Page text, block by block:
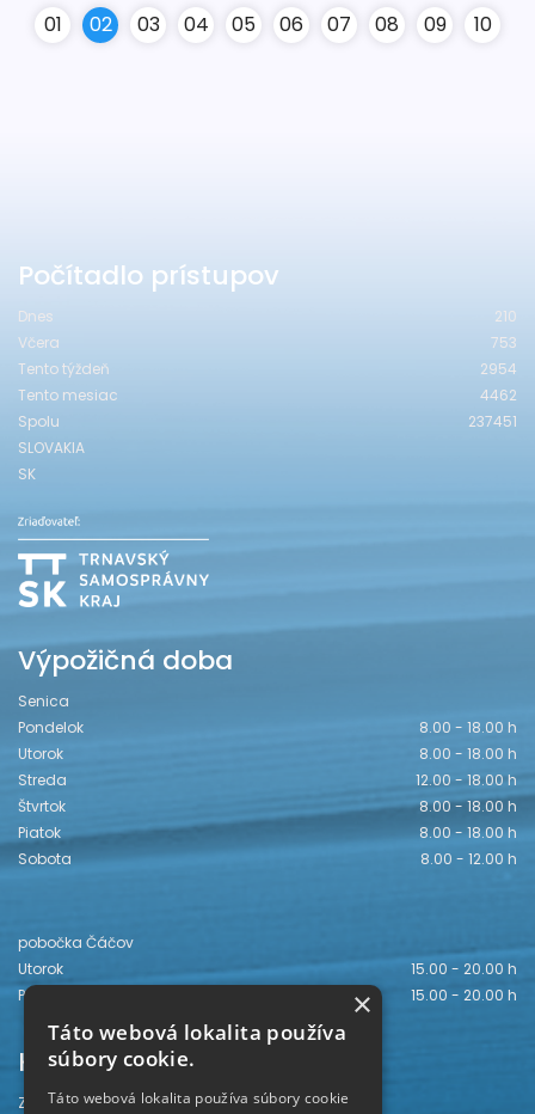
01 02 03 04 05 06 07 08 09 10
Počítadlo prístupov
Dnes
210
Včera
753
Tento týždeň
2954
Tento mesiac
4462
Spolu
237451
SLOVAKIA
SK
Výpožičná doba
Senica
Pondelok
8.00 - 18.00 h
Utorok
8.00 - 18.00 h
Streda
12.00 - 18.00 h
Štvrtok
8.00 - 18.00 h
Piatok
8.00 - 18.00 h
Sobota
8.00 - 12.00 h
pobočka Čáčov
Utorok
15.00 - 20.00 h
Piatok
15.00 - 20.00 h
Kontakt
Záhorská knižnica
×
Táto webová lokalita používa
súbory cookie.
Táto webová lokalita používa súbory cookie